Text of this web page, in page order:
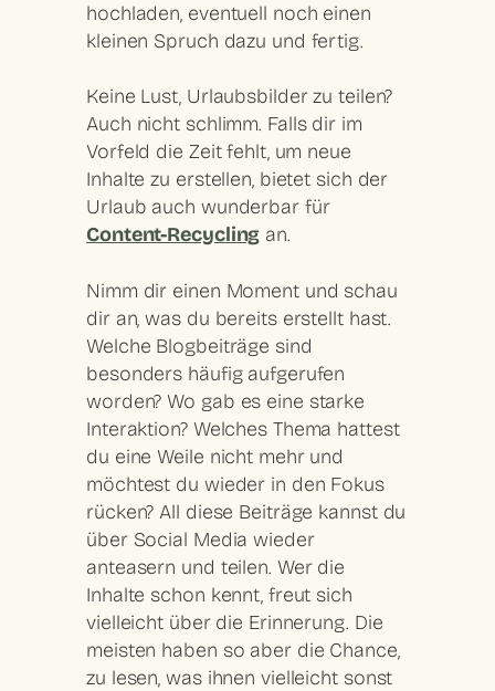
hochladen, eventuell noch einen
kleinen Spruch dazu und fertig.
Keine Lust, Urlaubsbilder zu teilen?
Auch nicht schlimm. Falls dir im
Vorfeld die Zeit fehlt, um neue
Inhalte zu erstellen, bietet sich der
Urlaub auch wunderbar für
Content-Recycling an.
Nimm dir einen Moment und schau
dir an, was du bereits erstellt hast.
Welche Blogbeiträge sind
besonders häufig aufgerufen
worden? Wo gab es eine starke
Interaktion? Welches Thema hattest
du eine Weile nicht mehr und
möchtest du wieder in den Fokus
rücken? All diese Beiträge kannst du
über Social Media wieder
anteasern und teilen. Wer die
Inhalte schon kennt, freut sich
vielleicht über die Erinnerung. Die
meisten haben so aber die Chance,
zu lesen, was ihnen vielleicht sonst